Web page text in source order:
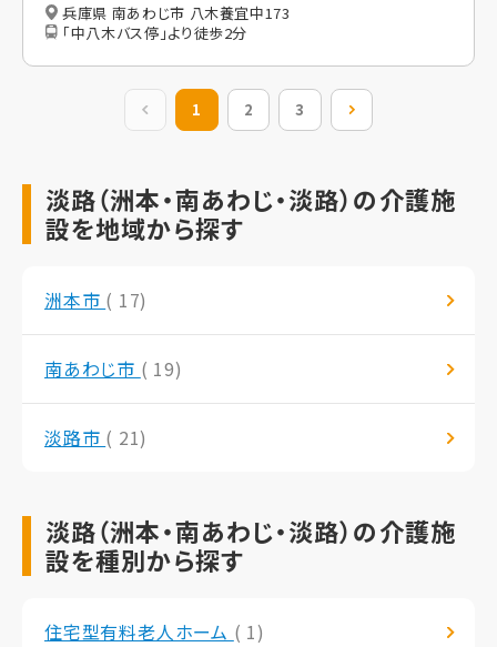
兵庫県 南あわじ市 八木養宜中173
「中八木バス停」より徒歩2分
前の20件
1 2 3
淡路（洲本・南あわじ・淡路）の介護施
設を地域から探す
洲本市 ( 17)
南あわじ市 ( 19)
淡路市 ( 21)
淡路（洲本・南あわじ・淡路）の介護施
設を種別から探す
住宅型有料老人ホーム ( 1)